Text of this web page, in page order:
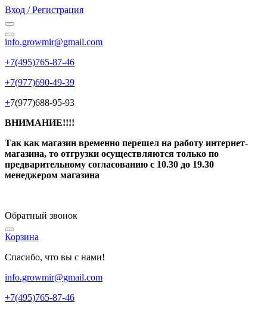
Вход / Регистрация
info.growmir@gmail.com
+7(495)765-87-46
+7(977)690-49-39
+7(977)688-95-93
ВНИМАНИЕ!!!!
Так как магазин временно перешел на работу интернет-
магазина, то отгрузки осуществляются только по
предварительному согласованию с 10.30 до 19.30
менеджером магазина
Обратный звонок
Корзина
Спасибо, что вы с нами!
info.growmir@gmail.com
+7(495)765-87-46